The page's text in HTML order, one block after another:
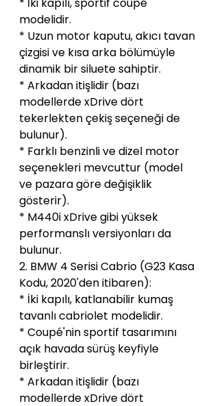
modelidir.
* Uzun motor kaputu, akıcı tavan
çizgisi ve kısa arka bölümüyle
dinamik bir siluete sahiptir.
* Arkadan itişlidir (bazı
modellerde xDrive dört
tekerlekten çekiş seçeneği de
bulunur).
* Farklı benzinli ve dizel motor
seçenekleri mevcuttur (model
ve pazara göre değişiklik
gösterir).
* M440i xDrive gibi yüksek
performanslı versiyonları da
bulunur.
2. BMW 4 Serisi Cabrio (G23 Kasa
Kodu, 2020'den itibaren):
* İki kapılı, katlanabilir kumaş
tavanlı cabriolet modelidir.
* Coupé'nin sportif tasarımını
açık havada sürüş keyfiyle
birleştirir.
* Arkadan itişlidir (bazı
modellerde xDrive dört